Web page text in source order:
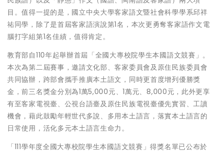
目。值得一提的是，國立中央大學客家語文暨社會科學學系邱祥
祐同學，除了是首屆客家語演說第1名，本次更勇奪客家語作文電
腦打字組第1名佳績，值得肯定。
教育部自110年起舉辦首屆「全國大專校院學生本國語文競賽」。
本次為第二屆賽事，邀請文化部、客家委員會及原住民族委員會
共同協辦，跨部會攜手推廣本土語文，同時更首度增列優勝獎
金，前三名獎金分別為1萬5,000元、1萬元、8,000元，此外更享
有至客家電視臺、公視台語臺及原住民族電視臺優先實習、工讀
機會，藉此鼓勵年輕世代多說、多用本土語言，落實本土語言的
日常使用，活化多元本土語言生命力。
「111學年度全國大專校院學生本國語文競賽」得獎名單已公布於